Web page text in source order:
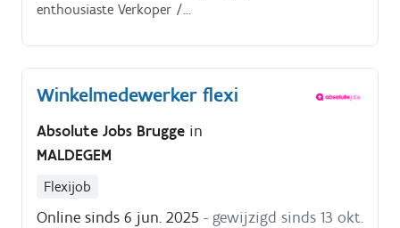
enthousiaste Verkoper /
Europese landen en is gespecialiseerd in de verkoop,
het onderhoud en de herstelling van professioneel,
life support systemen. Jouw taken Verdere
taken:Vullen van duikflessen voor klanten.
Winkelmedewerker flexi
Absolute Jobs Brugge in
MALDEGEM
Flexijob
Online sinds 6 jun. 2025 - gewijzigd sinds 13 okt.